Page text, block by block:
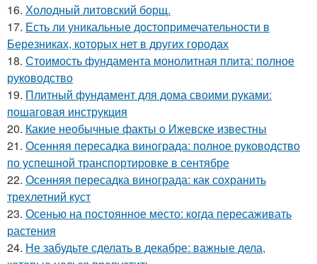
16. Холодный литовский борщ.
17. Есть ли уникальные достопримечательности в
Березниках, которых нет в других городах
18. Стоимость фундамента монолитная плита: полное
руководство
19. Плитный фундамент для дома своими руками:
пошаговая инструкция
20. Какие необычные факты о Ижевске известны
21. Осенняя пересадка винограда: полное руководство
по успешной транспортировке в сентябре
22. Осенняя пересадка винограда: как сохранить
трехлетний куст
23. Осенью на постоянное место: когда пересаживать
растения
24. Не забудьте сделать в декабре: важные дела,